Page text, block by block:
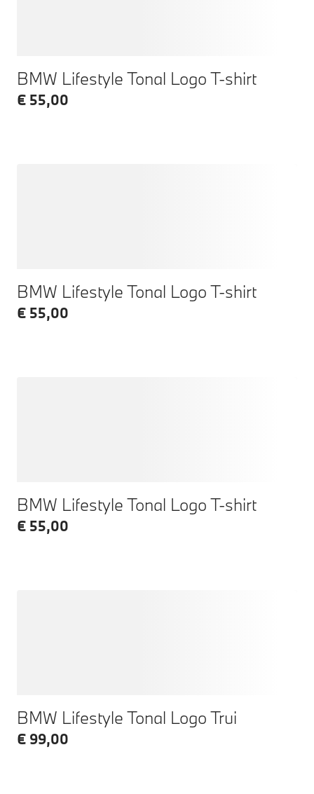
BMW Lifestyle Tonal Logo T-shirt
€ 55,00
BMW Lifestyle Tonal Logo T-shirt
€ 55,00
BMW Lifestyle Tonal Logo T-shirt
€ 55,00
BMW Lifestyle Tonal Logo Trui
€ 99,00